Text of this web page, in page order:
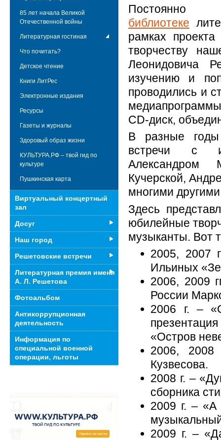
библиотеке
рамках
творчеству
Леонидовича
изучению и
проводились и
CD-диск,
В разные годы
встречи с
Александром
Кучерской,
многими
Здесь
юбилейные
музыканты. Вот
2005, 2007
Ильиных
2006, 2009
России
2006 г. –
«Остров
2006, 2008
Кузвесова.
2008 г. –
сборника
2009 г. – «А
2009 г. –
85 лет начала Великой
Отечественной войны
Литературная гостиная
Что почитать?
Детское чтение
Книги ЛитРес
Электронные издания
Ресурсы
Газеты и журналы
Здоровый образ жизни
КУЛЬТУРА.РФ – твой гид по
культуре
Пушкинская карта
Виртуальный концертный
зал
Досуг
Наш город
Решетовские встречи
Литературная премия имени
А. Л. Решетова
Фотоальбом
Антикоррупционная
деятельность
Информация по
специальной военной
операции, льготы